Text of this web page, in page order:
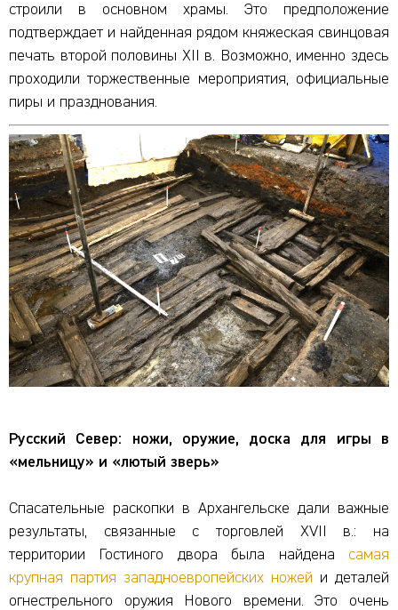
строили в основном храмы. Это предположение
подтверждает и найденная рядом княжеская свинцовая
печать второй половины XII в. Возможно, именно здесь
проходили торжественные мероприятия, официальные
пиры и празднования.
Русский Север: ножи, оружие, доска для игры в
«мельницу» и «лютый зверь»
Спасательные раскопки в Архангельске дали важные
результаты, связанные с торговлей XVII в.: на
территории Гостиного двора была найдена самая
крупная партия западноевропейских ножей и деталей
огнестрельного оружия Нового времени. Это очень